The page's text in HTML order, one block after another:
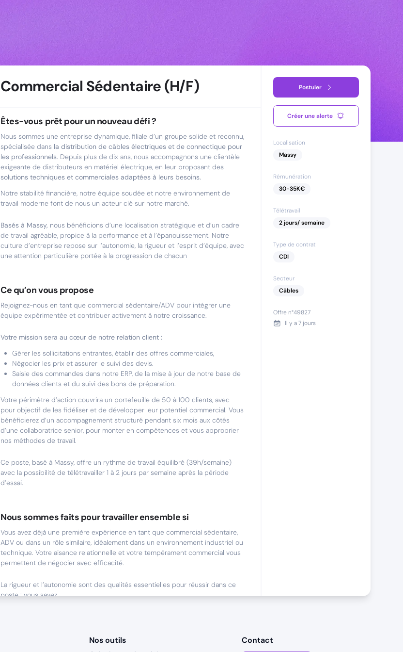
Commercial Sédentaire (H/F)
Êtes-vous prêt pour un nouveau défi ?
Nous sommes une entreprise dynamique, filiale d’un groupe solide et reconnu,
spécialisée dans la distribution de câbles électriques et de connectique pour
les professionnels. Depuis plus de dix ans, nous accompagnons une clientèle
exigeante de distributeurs en matériel électrique, en leur proposant des
solutions techniques et commerciales adaptées à leurs besoins.
Notre stabilité financière, notre équipe soudée et notre environnement de
travail moderne font de nous un acteur clé sur notre marché.
Basés à Massy, nous bénéficions d’une localisation stratégique et d’un cadre
de travail agréable, propice à la performance et à l’épanouissement. Notre
culture d’entreprise repose sur l’autonomie, la rigueur et l’esprit d’équipe, avec
une attention particulière portée à la progression de chacun
Ce qu’on vous propose
Rejoignez-nous en tant que commercial sédentaire/ADV pour intégrer une
équipe expérimentée et contribuer activement à notre croissance.
Votre mission sera au cœur de notre relation client :
Gérer les sollicitations entrantes, établir des offres commerciales,
Négocier les prix et assurer le suivi des devis.
Saisie des commandes dans notre ERP, de la mise à jour de notre base de
données clients et du suivi des bons de préparation.
Votre périmètre d’action couvrira un portefeuille de 50 à 100 clients, avec
pour objectif de les fidéliser et de développer leur potentiel commercial. Vous
bénéficierez d’un accompagnement structuré pendant six mois aux côtés
d’une collaboratrice senior, pour monter en compétences et vous approprier
nos méthodes de travail.
Ce poste, basé à Massy, offre un rythme de travail équilibré (39h/semaine)
avec la possibilité de télétravailler 1 à 2 jours par semaine après la période
d’essai.
Nous sommes faits pour travailler ensemble si
Vous avez déjà une première expérience en tant que commercial sédentaire,
ADV ou dans un rôle similaire, idéalement dans un environnement industriel ou
technique. Votre aisance relationnelle et votre tempérament commercial vous
permettent de négocier avec efficacité.
La rigueur et l’autonomie sont des qualités essentielles pour réussir dans ce
poste : vous savez
Postuler
Créer une alerte
Localisation
Massy
Rémunération
30-35K€
Télétravail
2 jours/ semaine
Type de contrat
CDI
Secteur
Câbles
Offre n°49827
Il y a7 jours
Nos outils
Contact